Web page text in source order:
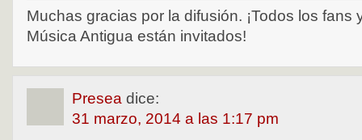
Muchas gracias por la difusión. ¡Todos los fans
Música Antigua están invitados!
Presea dice:
31 marzo, 2014 a las 1:17 pm